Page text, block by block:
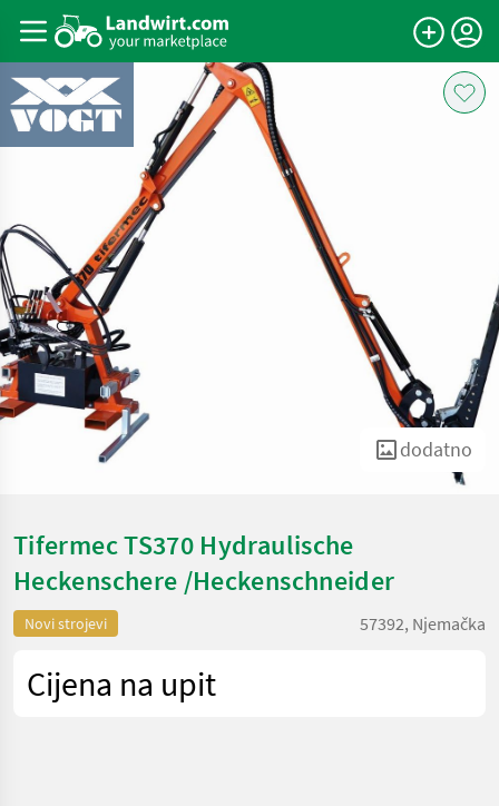
dodatno
Tifermec TS370 Hydraulische
Heckenschere /Heckenschneider
Novi strojevi 57392, Njemačka
Cijena na upit